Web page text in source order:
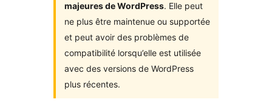
majeures de WordPress. Elle peut
ne plus être maintenue ou supportée
et peut avoir des problèmes de
compatibilité lorsqu’elle est utilisée
avec des versions de WordPress
plus récentes.